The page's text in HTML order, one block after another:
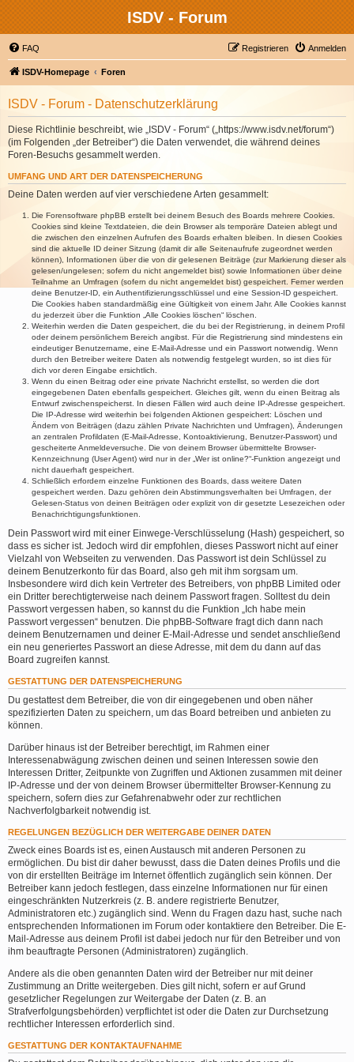
ISDV - Forum
FAQ Anmelden
Registrieren
ISDV-Homepage Foren
ISDV - Forum - Datenschutzerklärung
Diese Richtlinie beschreibt, wie „ISDV - Forum“ („https://www.isdv.net/forum“)
(im Folgenden „der Betreiber“) die Daten verwendet, die während deines
Foren-Besuchs gesammelt werden.
UMFANG UND ART DER DATENSPEICHERUNG
Deine Daten werden auf vier verschiedene Arten gesammelt:
Die Forensoftware phpBB erstellt bei deinem Besuch des Boards mehrere Cookies.
Cookies sind kleine Textdateien, die dein Browser als temporäre Dateien ablegt und
die zwischen den einzelnen Aufrufen des Boards erhalten bleiben. In diesen Cookies
sind die aktuelle ID deiner Sitzung (damit dir alle Seitenaufrufe zugeordnet werden
können), Informationen über die von dir gelesenen Beiträge (zur Markierung dieser als
gelesen/ungelesen; sofern du nicht angemeldet bist) sowie Informationen über deine
Teilnahme an Umfragen (sofern du nicht angemeldet bist) gespeichert. Ferner werden
deine Benutzer-ID, ein Authentifizierungsschlüssel und eine Session-ID gespeichert.
Die Cookies haben standardmäßig eine Gültigkeit von einem Jahr. Alle Cookies kannst
du jederzeit über die Funktion „Alle Cookies löschen“ löschen.
Weiterhin werden die Daten gespeichert, die du bei der Registrierung, in deinem Profil
oder deinem persönlichem Bereich angibst. Für die Registrierung sind mindestens ein
eindeutiger Benutzername, eine E-Mail-Adresse und ein Passwort notwendig. Wenn
durch den Betreiber weitere Daten als notwendig festgelegt wurden, so ist dies für
dich vor deren Eingabe ersichtlich.
Wenn du einen Beitrag oder eine private Nachricht erstellst, so werden die dort
eingegebenen Daten ebenfalls gespeichert. Gleiches gilt, wenn du einen Beitrag als
Entwurf zwischenspeicherst. In diesen Fällen wird auch deine IP-Adresse gespeichert.
Die IP-Adresse wird weiterhin bei folgenden Aktionen gespeichert: Löschen und
Ändern von Beiträgen (dazu zählen Private Nachrichten und Umfragen), Änderungen
an zentralen Profildaten (E-Mail-Adresse, Kontoaktivierung, Benutzer-Passwort) und
gescheiterte Anmeldeversuche. Die von deinem Browser übermittelte Browser-
Kennzeichnung (User Agent) wird nur in der „Wer ist online?“-Funktion angezeigt und
nicht dauerhaft gespeichert.
Schließlich erfordern einzelne Funktionen des Boards, dass weitere Daten
gespeichert werden. Dazu gehören dein Abstimmungsverhalten bei Umfragen, der
Gelesen-Status von deinen Beiträgen oder explizit von dir gesetzte Lesezeichen oder
Benachrichtigungsfunktionen.
Dein Passwort wird mit einer Einwege-Verschlüsselung (Hash) gespeichert, so
dass es sicher ist. Jedoch wird dir empfohlen, dieses Passwort nicht auf einer
Vielzahl von Webseiten zu verwenden. Das Passwort ist dein Schlüssel zu
deinem Benutzerkonto für das Board, also geh mit ihm sorgsam um.
Insbesondere wird dich kein Vertreter des Betreibers, von phpBB Limited oder
ein Dritter berechtigterweise nach deinem Passwort fragen. Solltest du dein
Passwort vergessen haben, so kannst du die Funktion „Ich habe mein
Passwort vergessen“ benutzen. Die phpBB-Software fragt dich dann nach
deinem Benutzernamen und deiner E-Mail-Adresse und sendet anschließend
ein neu generiertes Passwort an diese Adresse, mit dem du dann auf das
Board zugreifen kannst.
GESTATTUNG DER DATENSPEICHERUNG
Du gestattest dem Betreiber, die von dir eingegebenen und oben näher
spezifizierten Daten zu speichern, um das Board betreiben und anbieten zu
können.
Darüber hinaus ist der Betreiber berechtigt, im Rahmen einer
Interessenabwägung zwischen deinen und seinen Interessen sowie den
Interessen Dritter, Zeitpunkte von Zugriffen und Aktionen zusammen mit deiner
IP-Adresse und der von deinem Browser übermittelter Browser-Kennung zu
speichern, sofern dies zur Gefahrenabwehr oder zur rechtlichen
Nachverfolgbarkeit notwendig ist.
REGELUNGEN BEZÜGLICH DER WEITERGABE DEINER DATEN
Zweck eines Boards ist es, einen Austausch mit anderen Personen zu
ermöglichen. Du bist dir daher bewusst, dass die Daten deines Profils und die
von dir erstellten Beiträge im Internet öffentlich zugänglich sein können. Der
Betreiber kann jedoch festlegen, dass einzelne Informationen nur für einen
eingeschränkten Nutzerkreis (z. B. andere registrierte Benutzer,
Administratoren etc.) zugänglich sind. Wenn du Fragen dazu hast, suche nach
entsprechenden Informationen im Forum oder kontaktiere den Betreiber. Die E-
Mail-Adresse aus deinem Profil ist dabei jedoch nur für den Betreiber und von
ihm beauftragte Personen (Administratoren) zugänglich.
Andere als die oben genannten Daten wird der Betreiber nur mit deiner
Zustimmung an Dritte weitergeben. Dies gilt nicht, sofern er auf Grund
gesetzlicher Regelungen zur Weitergabe der Daten (z. B. an
Strafverfolgungsbehörden) verpflichtet ist oder die Daten zur Durchsetzung
rechtlicher Interessen erforderlich sind.
GESTATTUNG DER KONTAKTAUFNAHME